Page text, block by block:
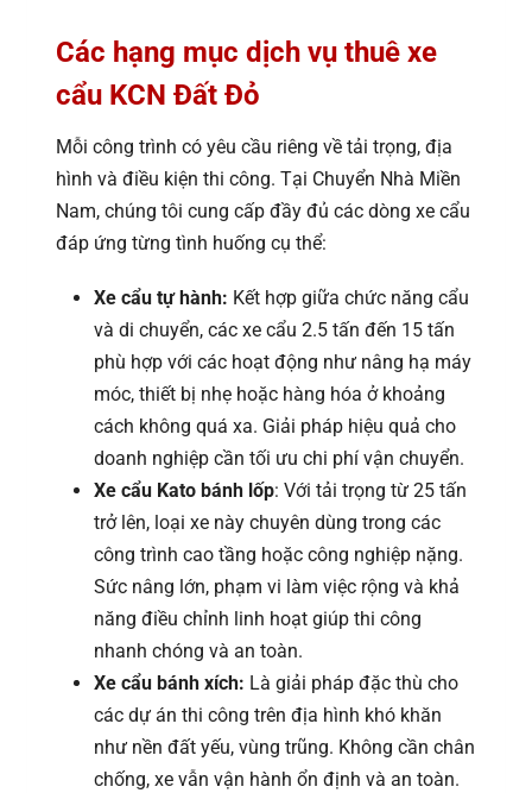
Các hạng mục dịch vụ thuê xe
cẩu KCN Đất Đỏ
Mỗi công trình có yêu cầu riêng về tải trọng, địa
hình và điều kiện thi công. Tại Chuyển Nhà Miền
Nam, chúng tôi cung cấp đầy đủ các dòng xe cẩu
đáp ứng từng tình huống cụ thể:
Xe cẩu tự hành: Kết hợp giữa chức năng cẩu
và di chuyển, các xe cẩu 2.5 tấn đến 15 tấn
phù hợp với các hoạt động như nâng hạ máy
móc, thiết bị nhẹ hoặc hàng hóa ở khoảng
cách không quá xa. Giải pháp hiệu quả cho
doanh nghiệp cần tối ưu chi phí vận chuyển.
Xe cẩu Kato bánh lốp: Với tải trọng từ 25 tấn
trở lên, loại xe này chuyên dùng trong các
công trình cao tầng hoặc công nghiệp nặng.
Sức nâng lớn, phạm vi làm việc rộng và khả
năng điều chỉnh linh hoạt giúp thi công
nhanh chóng và an toàn.
Xe cẩu bánh xích: Là giải pháp đặc thù cho
các dự án thi công trên địa hình khó khăn
như nền đất yếu, vùng trũng. Không cần chân
chống, xe vẫn vận hành ổn định và an toàn.